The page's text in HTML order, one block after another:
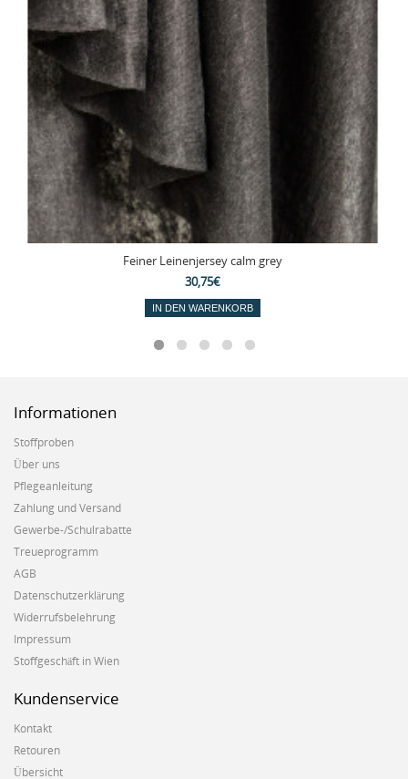
Feiner Leinenjersey calm grey
30,75€
IN DEN WARENKORB
Informationen
Stoffproben
Über uns
Pflegeanleitung
Zahlung und Versand
Gewerbe-/Schulrabatte
Treueprogramm
AGB
Datenschutzerklärung
Widerrufsbelehrung
Impressum
Stoffgeschäft in Wien
Kundenservice
Kontakt
Retouren
Übersicht